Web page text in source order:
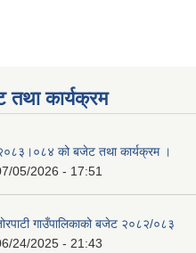
तथा कार्यक्रम
को बजेट तथा कार्यक्रम ।
05/2026 - 17:51
गाउँपालिकाको बजेट २०८२/०८३
24/2025 - 21:43